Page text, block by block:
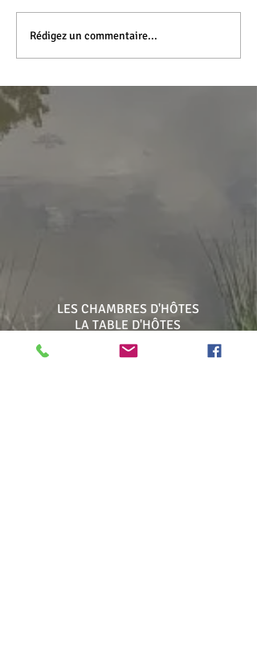
Rédigez un commentaire...
LES CHAMBRES D'HÔTES
LA TABLE D'HÔTES
Les séjours clés en main La table